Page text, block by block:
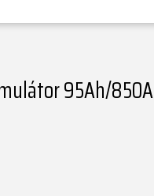
95Ah/850A